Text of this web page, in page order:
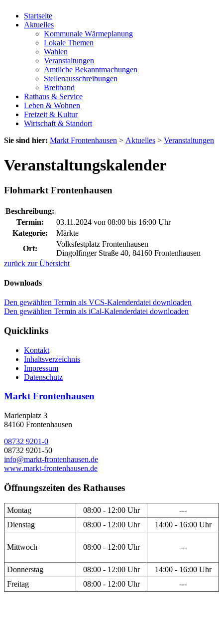
Startseite
Aktuelles
Kommunale Wärmeplanung
Lokale Themen
Wahlen
Veranstaltungen
Amtliche Bekanntmachungen
Stellenausschreibungen
Breitband
Rathaus & Service
Leben & Wohnen
Freizeit & Kultur
Wirtschaft & Standort
Sie sind hier: Markt Frontenhausen > Aktuelles > Veranstaltungen
Veranstaltungskalender
Flohmarkt Frontenhausen
Beschreibung:
Termin:
03.11.2024 von 08:00 bis 16:00 Uhr
Kategorie:
Märkte
Ort:
Volksfestplatz Frontenhausen
Dingolfinger Straße 40, 84160 Frontenhausen
zurück zur Übersicht
Downloads
Den gewählten Termin als VCS-Kalenderdatei downloaden
Den gewählten Termin als iCal-Kalenderdatei downloaden
Quicklinks
Kontakt
Inhaltsverzeichnis
Impressum
Datenschutz
Markt Frontenhausen
Marienplatz 3
84160 Frontenhausen
08732 9201-0
08732 9201-50
info@markt-frontenhausen.de
www.markt-frontenhausen.de
Öffnungszeiten des Rathauses
Montag 08:00 - 12:00 Uhr
---
Dienstag
08:00 - 12:00 Uhr 14:00 - 16:00 Uhr
Mittwoch 08:00 - 12:00 Uhr ---
Donnerstag 08:00 - 12:00 Uhr
14:00 - 16:00 Uhr
Freitag
08:00 - 12:00 Uhr ---